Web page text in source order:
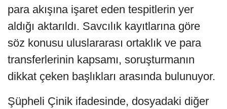
para akışına işaret eden tespitlerin yer
aldığı aktarıldı. Savcılık kayıtlarına göre
söz konusu uluslararası ortaklık ve para
transferlerinin kapsamı, soruşturmanın
dikkat çeken başlıkları arasında bulunuyor.
Şüpheli Çinik ifadesinde, dosyadaki diğer